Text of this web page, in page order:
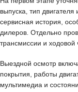
выпуска, тип
сервисная история,
дилеров. Отдельно
трансмиссии и ходовой
Выездной осмотр
покрытия, работы
мультимедиа и